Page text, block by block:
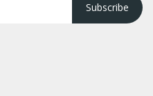
Subscribe